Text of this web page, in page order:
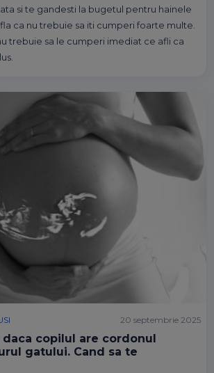
si te gandesti la bugetul pentru hainele
ca nu trebuie sa iti cumperi foarte multe.
trebuie sa le cumperi imediat ce afli ca
daca copilul are cordonul
gatului. Cand sa te
20 septembrie 2025